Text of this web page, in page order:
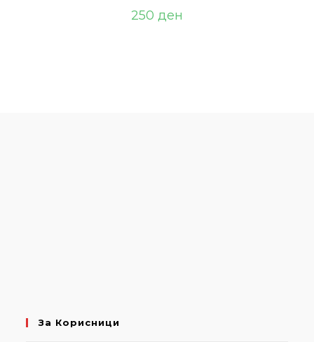
250 ден
За Корисници